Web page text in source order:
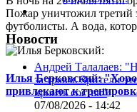
Пожар уничтожил третий
футболисты. А вода,
Илья Берковский:
привлекают к
Новости
Андрей Талалаев:
за травм. Зрители
кроить состав"
07/08/2026 - 14:42